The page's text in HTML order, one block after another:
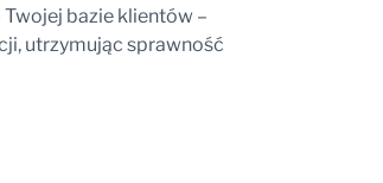
bazie klientów –
utrzymując sprawność